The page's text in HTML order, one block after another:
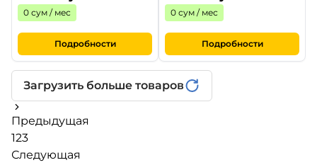
0 сум / мес
Подробности
0 сум / мес
Подробности
Загрузить больше товаров
Предыдущая
123
Следующая